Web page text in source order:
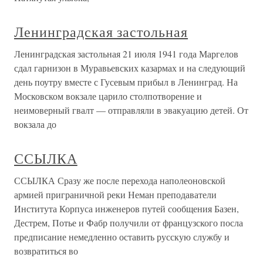
Ленинградская застольная
Ленинградская застольная 21 июля 1941 года Маргелов
сдал гарнизон в Муравьевских казармах и на следующий
день поутру вместе с Гусевым прибыл в Ленинград. На
Московском вокзале царило столпотворение и
неимоверный гвалт — отправляли в эвакуацию детей. От
вокзала до
ССЫЛКА
ССЫЛКА Сразу же после перехода наполеоновской
армией приграничной реки Неман преподаватели
Института Корпуса инженеров путей сообщения Базен,
Дестрем, Потье и Фабр получили от французского посла
предписание немедленно оставить русскую службу и
возвратиться во